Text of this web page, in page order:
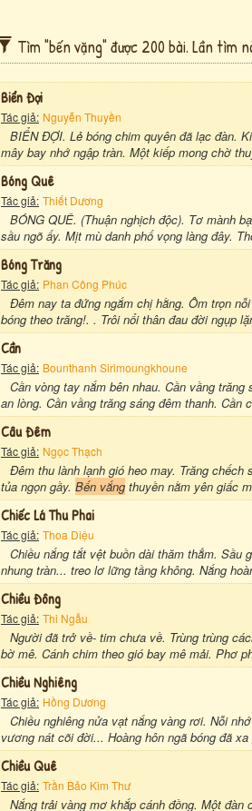
Tìm "bến vặng" được 200 bài. Lần tìm
Biển Đợi
Tác giả: Nguyễn Thuyền
BIỂN ĐỢI. Lẻ bóng chim quyên đã lạc đàn.
mây bay nhớ ngập tràn. Một kiếp mong chờ
Bóng Quê
Tác giả: Thiết Dương
BÓNG QUÊ. (Thuận nghịch độc). Tơ mành
sầu ngõ ấy. Mịt mù danh phố vọng làng đây.
Bóng Trăng
Tác giả: Phan Công Phúc
Đêm nay ta đứng ngắm chị hằng. Ôm trọn
bóng theo trăng!. . Trôi nổi thân đau đời ngụp
Cần
Tác giả: Bounthanh Sirimoungkhoune
Cần vòng tay nắm bên nhau. Cần vầng
an lòng. Cần vầng trăng sáng đêm thanh. Cần
Câu Đêm
Tác giả: Ngọc Thạch
Đêm thu lành lạnh gió heo may. Trăng
tủa ngọn gầy. Bến vắng thuyền nằm yên giấc
Chiếc Lá Thu Phai
Tác giả: Thoa Diệu
Chiều nắng tắt vệt buồn dài thăm thẳm. Sầu
nhung tràn... treo lơ lững tầng không. Nắng
Chiều Đông
Tác giả: Thi Ngẫu
Người đã trở về- tim chưa về. Trùng trùng
bờ mê. Cánh chim theo gió bay mê mải. Phơ
Chiều Nghiêng
Tác giả: Hồng Dương
Chiều nghiêng nửa vạt nắng vàng rơi. Nỗi
vương nát cõi đời... Hoàng hôn ngã bóng đã xa
Chiều Quê
Tác giả: Trần Bảo Kim Thư
Nắng trải vàng mơ khắp cánh đồng. Một